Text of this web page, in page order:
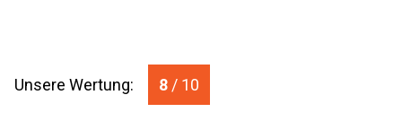
Unsere Wertung: 8 / 10